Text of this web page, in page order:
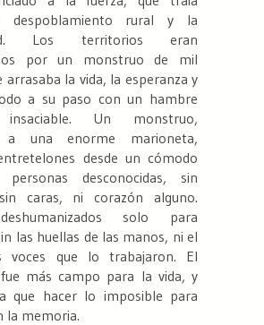
despoblamiento rural y la
Los territorios eran
por un monstruo de mil
arrasaba la vida, la esperanza y
a su paso con un hambre
insaciable. Un monstruo,
a una enorme marioneta,
desde un cómodo
desconocidas, sin
caras, ni corazón alguno.
solo para
las huellas de las manos, ni el
voces que lo trabajaron. El
más campo para la vida, y
que hacer lo imposible para
la memoria.